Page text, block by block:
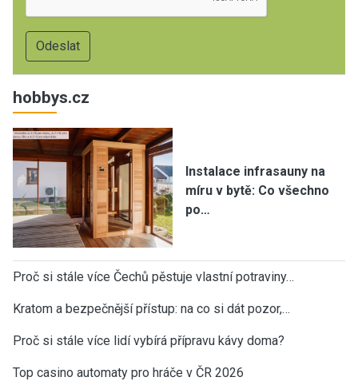
hobbys.cz
Instalace infrasauny na
míru v bytě: Co všechno
po…
Proč si stále více Čechů pěstuje vlastní potraviny…
Kratom a bezpečnější přístup: na co si dát pozor,…
Proč si stále více lidí vybírá přípravu kávy doma?
Top casino automaty pro hráče v ČR 2026